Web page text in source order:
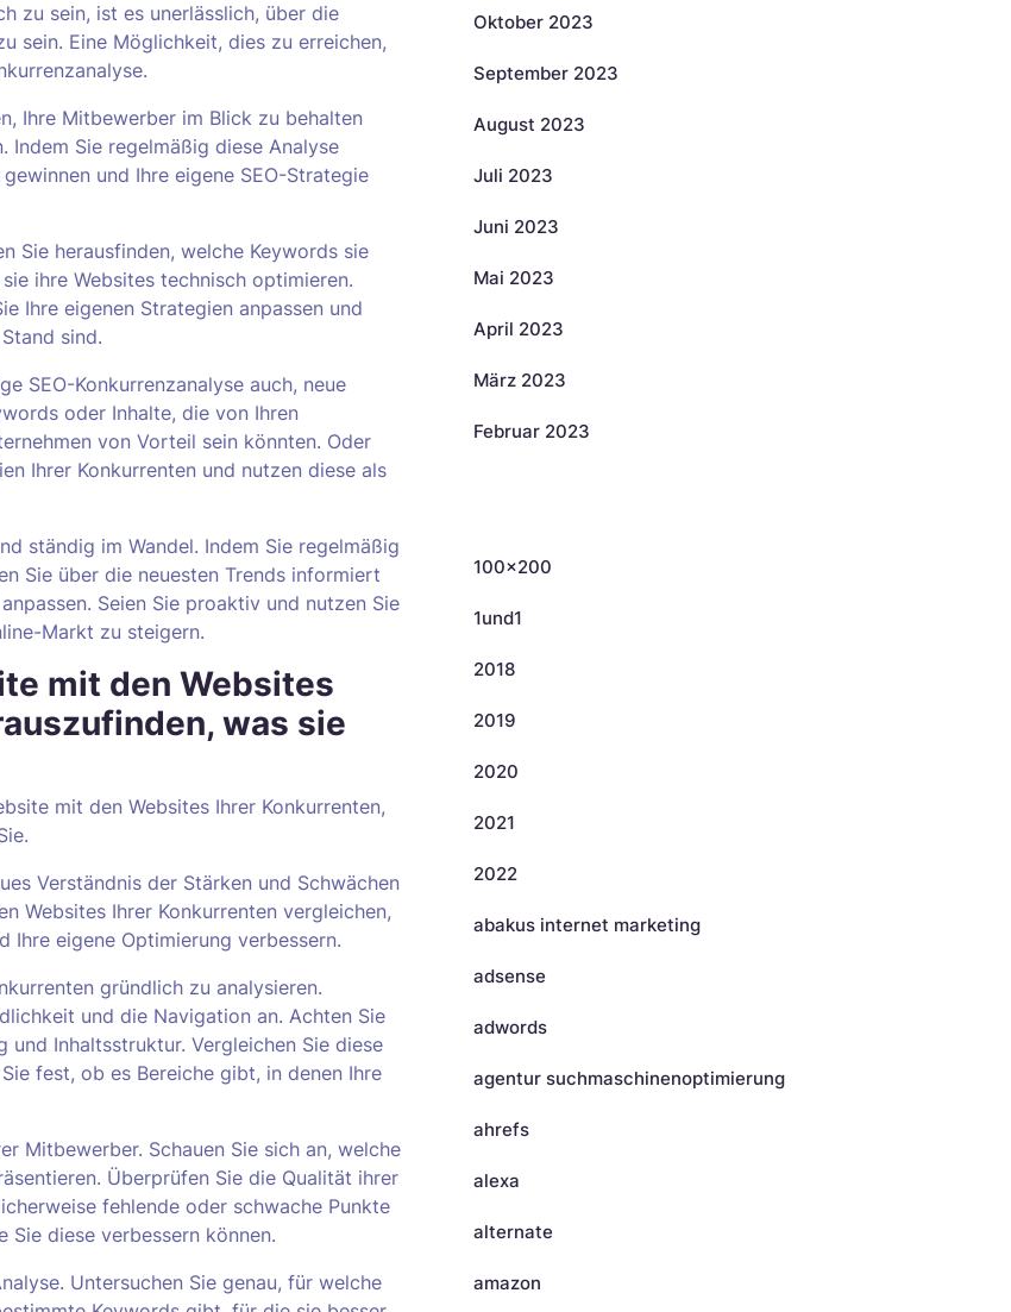
zu sein, ist es unerlässlich, über die
sein. Eine Möglichkeit, dies zu erreichen,
Ihre Mitbewerber im Blick zu behalten
Indem Sie regelmäßig diese Analyse
und Ihre eigene SEO-Strategie
Sie herausfinden, welche Keywords sie
ihre Websites technisch optimieren.
Ihre eigenen Strategien anpassen und
sind.
SEO-Konkurrenzanalyse auch, neue
oder Inhalte, die von Ihren
von Vorteil sein könnten. Oder
Ihrer Konkurrenten und nutzen diese als
ständig im Wandel. Indem Sie regelmäßig
Sie über die neuesten Trends informiert
Seien Sie proaktiv und nutzen Sie
Markt zu steigern.
mit den Websites
was sie
mit den Websites Ihrer Konkurrenten,
Verständnis der Stärken und Schwächen
Websites Ihrer Konkurrenten vergleichen,
Ihre eigene Optimierung verbessern.
gründlich zu analysieren.
und die Navigation an. Achten Sie
Inhaltsstruktur. Vergleichen Sie diese
fest, ob es Bereiche gibt, in denen Ihre
Mitbewerber. Schauen Sie sich an, welche
Überprüfen Sie die Qualität ihrer
fehlende oder schwache Punkte
Sie diese verbessern können.
Untersuchen Sie genau, für welche
Oktober 2023
September 2023
August 2023
Juli 2023
Juni 2023
Mai 2023
April 2023
März 2023
Februar 2023
100×200
1und1
2018
2019
2020
2021
2022
abakus internet marketing
adsense
adwords
agentur suchmaschinenoptimierung
ahrefs
alexa
alternate
amazon